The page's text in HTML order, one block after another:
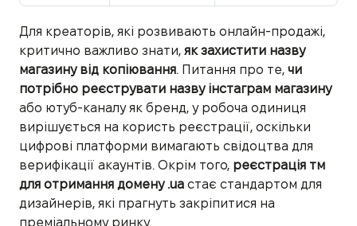
Для креаторів, які розвивають онлайн-продажі,
критично важливо знати, як захистити назву
магазину від копіювання. Питання про те, чи
потрібно реєструвати назву інстаграм магазину
або ютуб-каналу як бренд, у робоча одиниця
вирішується на користь реєстрації, оскільки
цифрові платформи вимагають свідоцтва для
верифікації акаунтів. Окрім того, реєстрація тм
для отримання домену .ua стає стандартом для
дизайнерів, які прагнуть закріпитися на
преміальному ринку.